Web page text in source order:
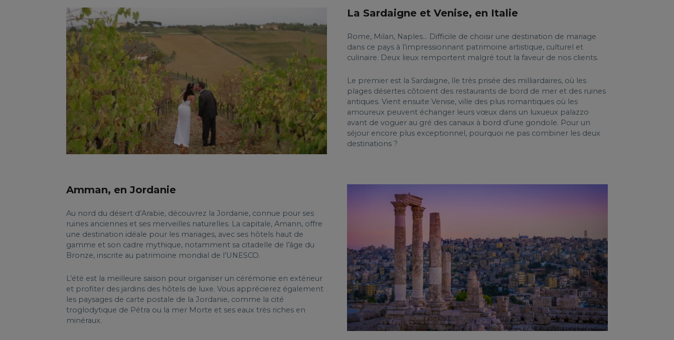
La Sardaigne et Venise, en Italie
Rome, Milan, Naples... Difficile de choisir une destination de mariage
dans ce pays à l’impressionnant patrimoine artistique, culturel et
culinaire. Deux lieux remportent malgré tout la faveur de nos clients.
Le premier est la Sardaigne, île très prisée des milliardaires, où les
plages désertes côtoient des restaurants de bord de mer et des ruines
antiques. Vient ensuite Venise, ville des plus romantiques où les
amoureux peuvent échanger leurs vœux dans un luxueux palazzo
avant de voguer au gré des canaux à bord d’une gondole. Pour un
séjour encore plus exceptionnel, pourquoi ne pas combiner les deux
destinations ?
Amman, en Jordanie
Au nord du désert d’Arabie, découvrez la Jordanie, connue pour ses
ruines anciennes et ses merveilles naturelles. La capitale, Amann, offre
une destination idéale pour les mariages, avec ses hôtels haut de
gamme et son cadre mythique, notamment sa citadelle de l’âge du
Bronze, inscrite au patrimoine mondial de l’UNESCO.
L’été est la meilleure saison pour organiser un cérémonie en extérieur
et profiter des jardins des hôtels de luxe. Vous apprécierez également
les paysages de carte postale de la Jordanie, comme la cité
troglodytique de Pétra ou la mer Morte et ses eaux très riches en
minéraux.